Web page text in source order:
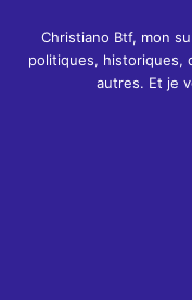
Christiano Btf, mon
politiques, historiques,
autres. Et je